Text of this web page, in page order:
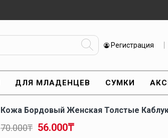
Регистрация
ДЛЯ МЛАДЕНЦЕВ СУМКИ
Кожа Бордовый Женская Толстые
56.000₸
70.000₸